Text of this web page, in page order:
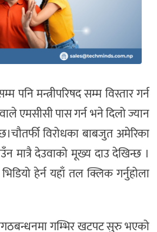
पनि मन्त्रीपरिषद सम्म विस्तार गर्न
एमसीसी पास गर्न भने दिलो ज्यान
विरोधका बाबजुत अमेरिका
मात्रै देउवाको मूख्य दाउ देखिन्छ ।
हेर्न यहाँ तल क्लिक गर्नुहोला
गम्भिर खटपट सुरु भएको